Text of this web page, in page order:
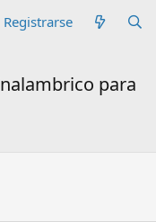
Registrarse
para